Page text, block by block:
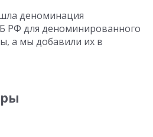
деноминация
РФ для деноминированного
а мы добавили их в